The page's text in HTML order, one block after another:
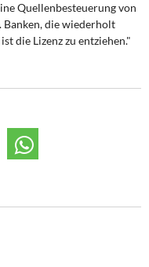
Quellenbesteuerung von
Banken, die wiederholt
die Lizenz zu entziehen."